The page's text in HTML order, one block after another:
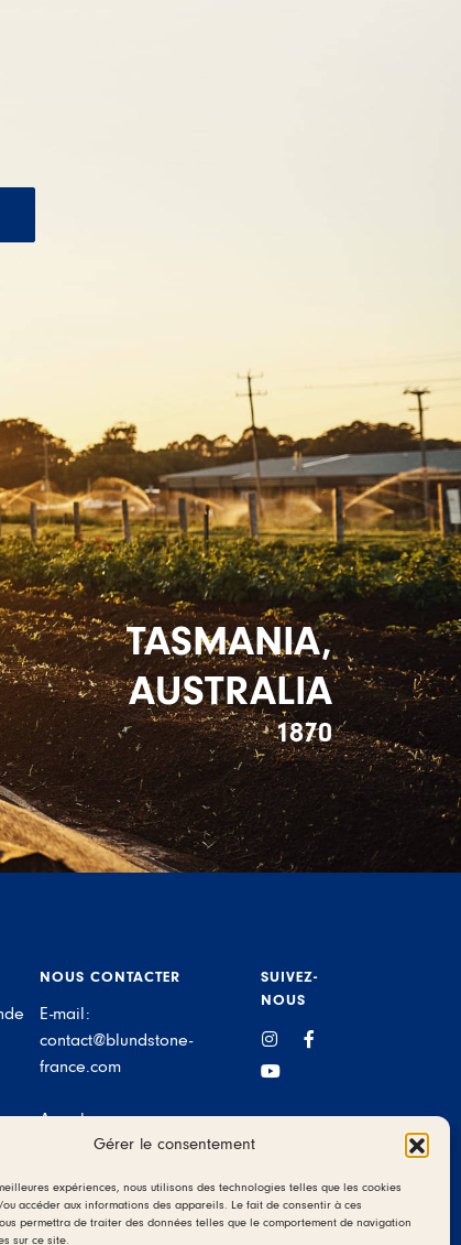
Gérer le consentement
expériences, nous utilisons des technologies telles que les cookies
accéder aux informations des appareils. Le fait de consentir à ces
permettra de traiter des données telles que le comportement de navigation
sur ce site.
TASMANIA,
AUSTRALIA
1870
NOUS CONTACTER
E-mail:
contact@blundstone-
france.com
Appelez-nous au:
+33(0)1 83 62 32 44
SUIVEZ-
NOUS
InstagramFacebook
YouTube